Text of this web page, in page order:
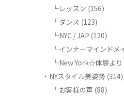
レッスン (156)
ダンス (123)
NYC / JAP (120)
インナーマインドメ
New York☆体験より
NYスタイル美姿勢 (314)
お客様の声 (88)